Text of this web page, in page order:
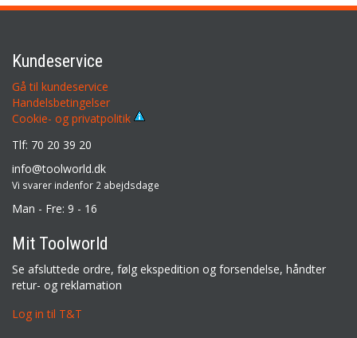
Kundeservice
Gå til kundeservice
Handelsbetingelser
Cookie- og privatpolitik
Tlf: 70 20 39 20
info@toolworld.dk
Vi svarer indenfor 2 abejdsdage
Man - Fre: 9 - 16
Mit Toolworld
Se afsluttede ordre, følg ekspedition og forsendelse, håndter
retur- og reklamation
Log in til T&T